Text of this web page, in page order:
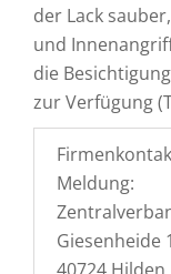
der Lack
und
die
zur Verfügung
Meldung:
Giesenheide